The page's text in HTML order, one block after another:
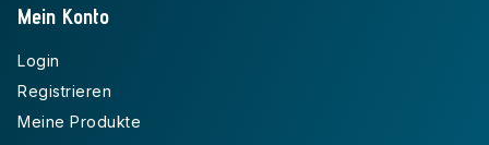
Mein Konto
Login
Registrieren
Meine Produkte